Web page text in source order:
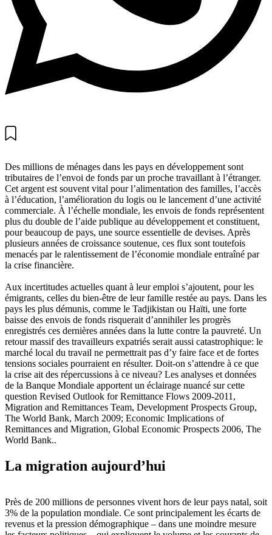
Des millions de ménages dans les pays en développement sont
tributaires de l’envoi de fonds par un proche travaillant à l’étranger.
Cet argent est souvent vital pour l’alimentation des familles, l’accès
à l’éducation, l’amélioration du logis ou le lancement d’une activité
commerciale. À l’échelle mondiale, les envois de fonds représentent
plus du double de l’aide publique au développement et constituent,
pour beaucoup de pays, une source essentielle de devises. Après
plusieurs années de croissance soutenue, ces flux sont toutefois
menacés par le ralentissement de l’économie mondiale entraîné par
la crise financière.
Aux incertitudes actuelles quant à leur emploi s’ajoutent, pour les
émigrants, celles du bien-être de leur famille restée au pays. Dans les
pays les plus démunis, comme le Tadjikistan ou Haïti, une forte
baisse des envois de fonds risquerait d’annihiler les progrès
enregistrés ces dernières années dans la lutte contre la pauvreté. Un
retour massif des travailleurs expatriés serait aussi catastrophique: le
marché local du travail ne permettrait pas d’y faire face et de fortes
tensions sociales pourraient en résulter. Doit-on s’attendre à ce que
la crise ait des répercussions à ce niveau? Les analyses et données
de la Banque Mondiale apportent un éclairage nuancé sur cette
question Revised Outlook for Remittance Flows 2009-2011,
Migration and Remittances Team, Development Prospects Group,
The World Bank, March 2009; Economic Implications of
Remittances and Migration, Global Economic Prospects 2006, The
World Bank..
La migration aujourd’hui
Près de 200 millions de personnes vivent hors de leur pays natal, soit
3% de la population mondiale. Ce sont principalement les écarts de
revenus et la pression démographique – dans une moindre mesure